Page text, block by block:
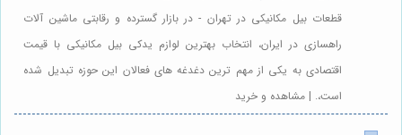
قطعات بیل مکانیکی در تهران - در بازار گسترده و رقابتی ماشین آلات
راهسازی در ایران، انتخاب بهترین لوازم یدکی بیل مکانیکی با قیمت
اقتصادی به یکی از مهم ترین دغدغه های فعالان این حوزه تبدیل شده
است،. | مشاهده و خرید